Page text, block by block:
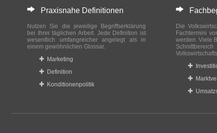
Praxisnahe Definitionen
Nutzen Sie die jeweilige Begriffserklärung
bei Ihrer täglichen Arbeit. Jede Definition ist
wesentlich umfangreicher angelegt als in
einem gewöhnlichen Glossar.
Marketing
Definition
Konditionenpolitik
Die
Fachtermini
werden. Viele